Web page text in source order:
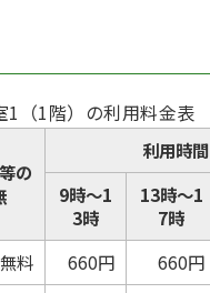
1（1階）の利用料金表
の
利用時間
9時～1
3時
13時～1
7時
無料 660円 660円